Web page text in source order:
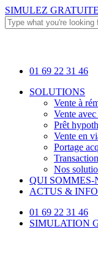
Skip
to
main
SIMULEZ
01 69 22 31 46
Menu
SOLUTIONS
Vente à
Vente
Prêt
Vente en
Portage
Nos
QUI SOMMES-
ACTUS &
01 69 22 31 46
SIMULATION